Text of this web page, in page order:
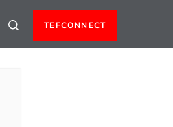
TEFCONNECT